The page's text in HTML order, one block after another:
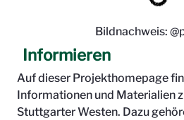
Bildnachweis:
Informieren
Auf dieser Projekthomepage
Informationen und Materialien
Stuttgarter Westen. Dazu